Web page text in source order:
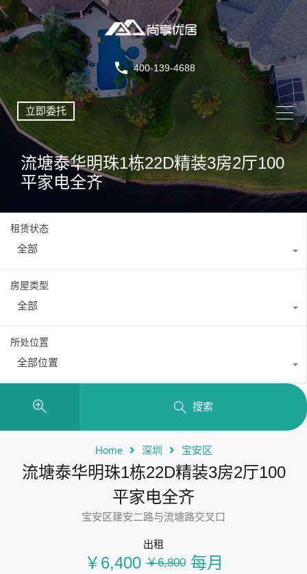
400-139-4688
立即委托
流塘泰华明珠1栋22D精装3房2厅100
平家电全齐
租赁状态
全部
房屋类型
全部
所处位置
全部位置
搜索
Home 深圳 宝安区
流塘泰华明珠1栋22D精装3房2厅100
平家电全齐
宝安区建安二路与流塘路交叉口
出租
￥6,400 ￥6,800每月